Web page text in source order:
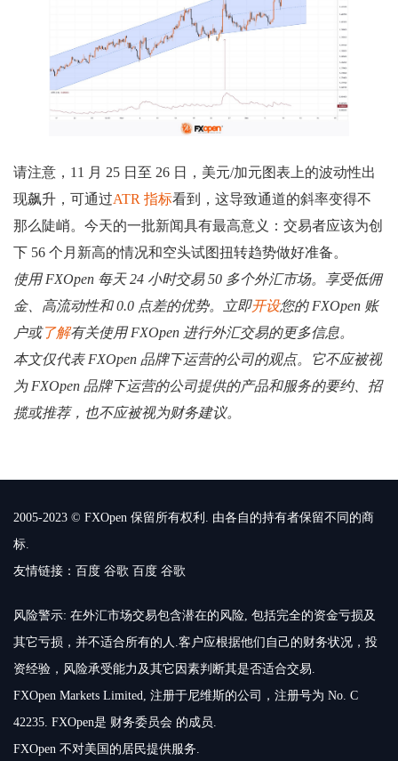
请注意，11 月 25 日至 26 日，美元/加元图表上的波动性出
现飙升，可通过ATR 指标看到，这导致通道的斜率变得不
那么陡峭。今天的一批新闻具有最高意义：交易者应该为创
下 56 个月新高的情况和空头试图扭转趋势做好准备。
使用 FXOpen 每天 24 小时交易 50 多个外汇市场。享受低佣
金、高流动性和 0.0 点差的优势。立即开设您的 FXOpen 账
户或了解有关使用 FXOpen 进行外汇交易的更多信息。
本文仅代表 FXOpen 品牌下运营的公司的观点。它不应被视
为 FXOpen 品牌下运营的公司提供的产品和服务的要约、招
揽或推荐，也不应被视为财务建议。
2005-2023 © FXOpen 保留所有权利. 由各自的持有者保留不同的商
标.
友情链接： 百度 谷歌 百度 谷歌
风险警示: 在外汇市场交易包含潜在的风险, 包括完全的资金亏损及
其它亏损，并不适合所有的人.客户应根据他们自己的财务状况，投
资经验，风险承受能力及其它因素判断其是否适合交易.
FXOpen Markets Limited, 注册于尼维斯的公司，注册号为 No. C
42235. FXOpen是 财务委员会 的成员.
FXOpen 不对美国的居民提供服务.